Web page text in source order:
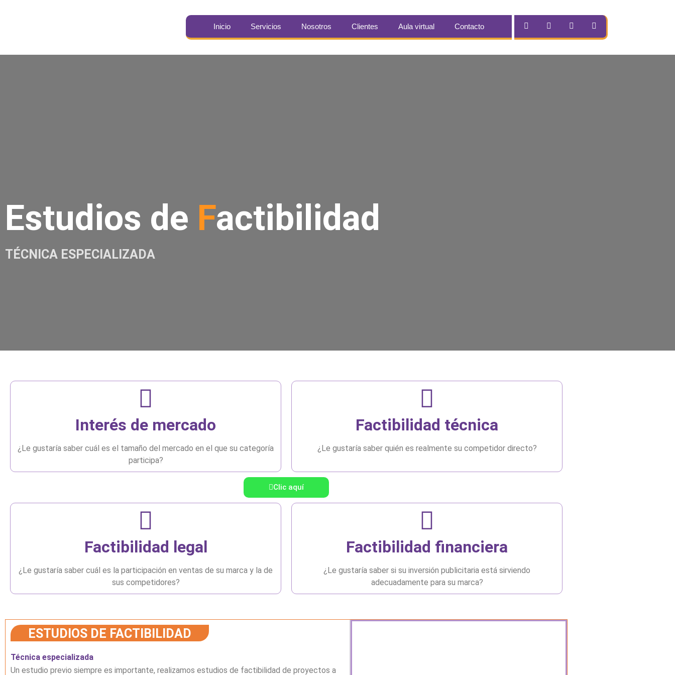
Inicio Servicios Nosotros Clientes Aula virtual Contacto
Estudios de Factibilidad
TÉCNICA ESPECIALIZADA
Interés de mercado
¿Le gustaría saber cuál es el tamaño del mercado en el que su categoría
participa?
Factibilidad técnica
¿Le gustaría saber quién es realmente su competidor directo?
Clic aquí
Factibilidad legal
¿Le gustaría saber cuál es la participación en ventas de su marca y la de
sus competidores?
Factibilidad financiera
¿Le gustaría saber si su inversión publicitaria está sirviendo
adecuadamente para su marca?
ESTUDIOS DE FACTIBILIDAD
Técnica especializada
Un estudio previo siempre es importante, realizamos estudios de factibilidad de proyectos a